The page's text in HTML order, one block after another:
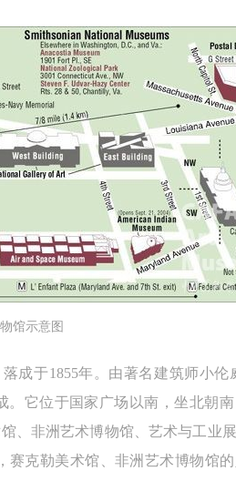
馆示意图
成于1855年。由著名建筑师小伦
它位于国家广场以南，坐北朝
、非洲艺术博物馆、艺术与工业
克勒美术馆、非洲艺术博物馆